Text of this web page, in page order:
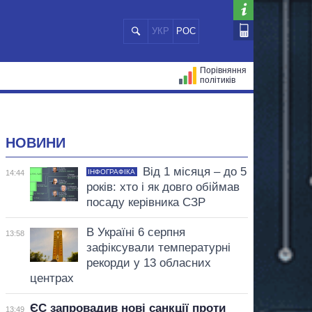
УКР РОС
Порівняння
політиків
НОВИНИ
14:44 ІНФОГРАФІКА
Від 1 місяця – до 5
років: хто і як довго обіймав
посаду керівника СЗР
13:58
В Україні 6 серпня
зафіксували температурні
рекорди у 13 обласних
центрах
13:49
ЄС запровадив нові санкції проти